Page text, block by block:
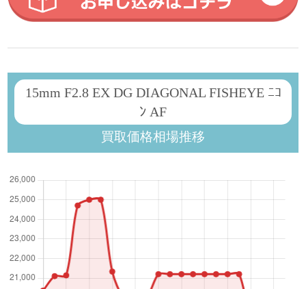
15mm F2.8 EX DG DIAGONAL FISHEYE ﾆｺ
ﾝ AF
買取価格相場推移